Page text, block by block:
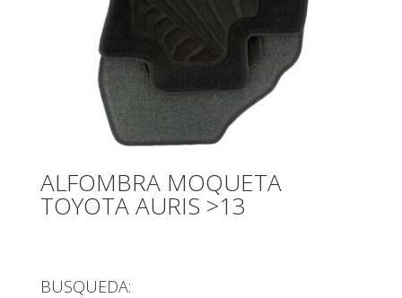
ALFOMBRA MOQUETA
TOYOTA AURIS >13
BUSQUEDA: